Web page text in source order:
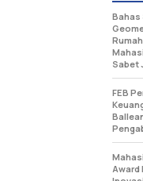
Bahas
Sabet
FEB
Award